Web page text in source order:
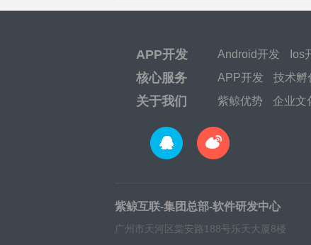
APP开发 Android开发 Ios
核心服务 APP开发 技术孵
关于我们 紫鲸优势 企业文
紫鲸互联-集团总部-软件研发中心
广州市天河区棠安路188号乐天大厦8楼